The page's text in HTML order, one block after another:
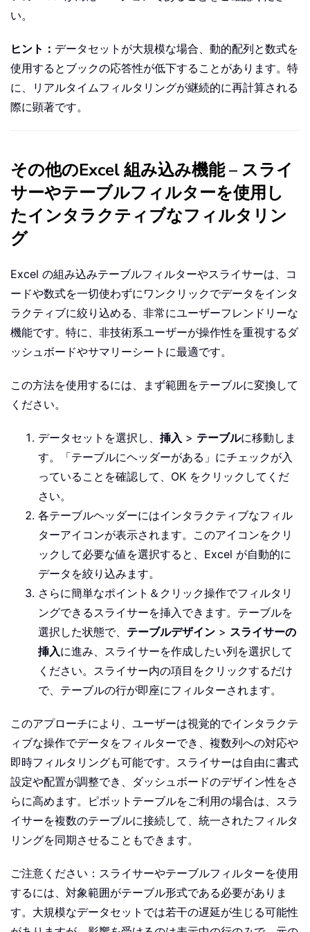
い。
ヒント： データセットが大規模な場合、動的配列と数式を
使用するとブックの応答性が低下することがあります。特
に、リアルタイムフィルタリングが継続的に再計算される
際に顕著です。
その他のExcel 組み込み機能 – スライ
サーやテーブルフィルターを使用し
たインタラクティブなフィルタリン
グ
Excel の組み込みテーブルフィルターやスライサーは、コ
ードや数式を一切使わずにワンクリックでデータをインタ
ラクティブに絞り込める、非常にユーザーフレンドリーな
機能です。特に、非技術系ユーザーが操作性を重視するダ
ッシュボードやサマリーシートに最適です。
この方法を使用するには、まず範囲をテーブルに変換して
ください。
データセットを選択し、 挿入 > テーブルに移動しま
す。「テーブルにヘッダーがある」にチェックが入
っていることを確認して、OK をクリックしてくだ
さい。
各テーブルヘッダーにはインタラクティブなフィル
ターアイコンが表示されます。このアイコンをクリ
ックして必要な値を選択すると、Excel が自動的に
データを絞り込みます。
さらに簡単なポイント＆クリック操作でフィルタリ
ングできるスライサーを挿入できます。テーブルを
選択した状態で、 テーブルデザイン > スライサーの
挿入に進み、スライサーを作成したい列を選択して
ください。スライサー内の項目をクリックするだけ
で、テーブルの行が即座にフィルターされます。
このアプローチにより、ユーザーは視覚的でインタラクテ
ィブな操作でデータをフィルターでき、複数列への対応や
即時フィルタリングも可能です。スライサーは自由に書式
設定や配置が調整でき、ダッシュボードのデザイン性をさ
らに高めます。ピボットテーブルをご利用の場合は、スラ
イサーを複数のテーブルに接続して、統一されたフィルタ
リングを同期させることもできます。
ご注意ください：スライサーやテーブルフィルターを使用
するには、対象範囲がテーブル形式である必要がありま
す。大規模なデータセットでは若干の遅延が生じる可能性